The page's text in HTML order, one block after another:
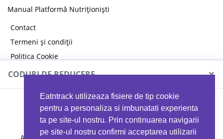
Eatntrack utilizeaza fisiere de tip cookie
pentru a personaliza si imbunatati experienta
ta pe site-ul nostru. Prin continuarea navigarii
pe site-ul nostru confirmi acceptarea utilizarii
Manual Platformă Nutriționiști
Contact
Termeni și condiții
Politica Cookie
Politica de confidențialitate
CODURI DE REDUCERE ×
MYPROTEIN